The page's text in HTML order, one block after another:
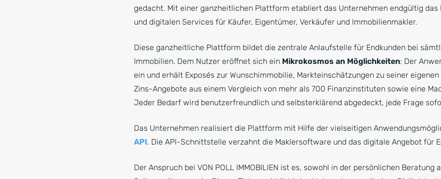
gedacht. Mit einer ganzheitlichen Plattform etabliert das Unternehmen endgültig das
und digitalen Services für Käufer, Eigentümer, Verkäufer und Immobilienmakler.
Diese ganzheitliche Plattform bildet die zentrale Anlaufstelle für Endkunden bei
Immobilien. Dem Nutzer eröffnet sich ein Mikrokosmos an Möglichkeiten: Der
ein und erhält Exposés zur Wunschimmobilie, Markteinschätzungen zu seiner
Zins-Angebote aus einem Vergleich von mehr als 700 Finanzinstituten sowie eine
Jeder Bedarf wird benutzerfreundlich und selbsterklärend abgedeckt, jede Frage
Das Unternehmen realisiert die Plattform mit Hilfe der vielseitigen
API. Die API-Schnittstelle verzahnt die Maklersoftware und das digitale Angebot für
Der Anspruch bei VON POLL IMMOBILIEN ist es, sowohl in der persönlichen Beratung